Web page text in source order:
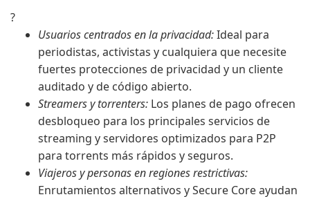
?
Usuarios centrados en la privacidad:Ideal para
periodistas, activistas y cualquiera que necesite
fuertes protecciones de privacidad y un cliente
auditado y de código abierto.
Streamers y torrenters: Los planes de pago ofrecen
desbloqueo para los principales servicios de
streaming y servidores optimizados para P2P
para torrents más rápidos y seguros.
Viajeros y personas en regiones restrictivas:
Enrutamientos alternativos y Secure Core ayudan